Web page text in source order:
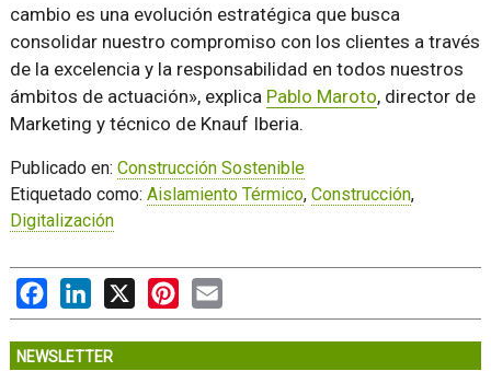
cambio es una evolución estratégica que busca
consolidar nuestro compromiso con los clientes a través
de la excelencia y la responsabilidad en todos nuestros
ámbitos de actuación», explica Pablo Maroto, director de
Marketing y técnico de Knauf Iberia.
Publicado en: Construcción Sostenible
Etiquetado como: Aislamiento Térmico, Construcción,
Digitalización
FacebookLinkedIn
X PinterestEmail
NEWSLETTER